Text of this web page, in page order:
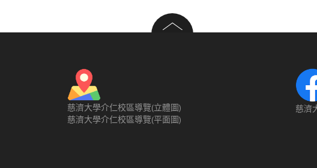
慈濟大學介仁校區導覽(立體圖)
慈濟大學介仁校區導覽(平面圖)
慈濟